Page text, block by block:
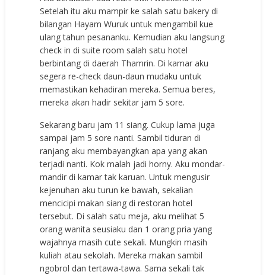
Setelah itu aku mampir ke salah satu bakery di
bilangan Hayam Wuruk untuk mengambil kue
ulang tahun pesananku. Kemudian aku langsung
check in di suite room salah satu hotel
berbintang di daerah Thamrin. Di kamar aku
segera re-check daun-daun mudaku untuk
memastikan kehadiran mereka. Semua beres,
mereka akan hadir sekitar jam 5 sore.
Sekarang baru jam 11 siang. Cukup lama juga
sampai jam 5 sore nanti. Sambil tiduran di
ranjang aku membayangkan apa yang akan
terjadi nanti. Kok malah jadi horny. Aku mondar-
mandir di kamar tak karuan. Untuk mengusir
kejenuhan aku turun ke bawah, sekalian
mencicipi makan siang di restoran hotel
tersebut. Di salah satu meja, aku melihat 5
orang wanita seusiaku dan 1 orang pria yang
wajahnya masih cute sekali. Mungkin masih
kuliah atau sekolah. Mereka makan sambil
ngobrol dan tertawa-tawa. Sama sekali tak